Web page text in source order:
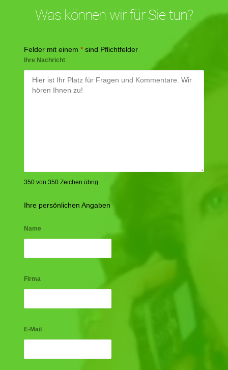
Was können wir für Sie tun?
Felder mit einem * sind Pflichtfelder
Ihre Nachricht
350 von 350 Zeichen übrig
Ihre persönlichen Angaben
Name
Firma
E-Mail